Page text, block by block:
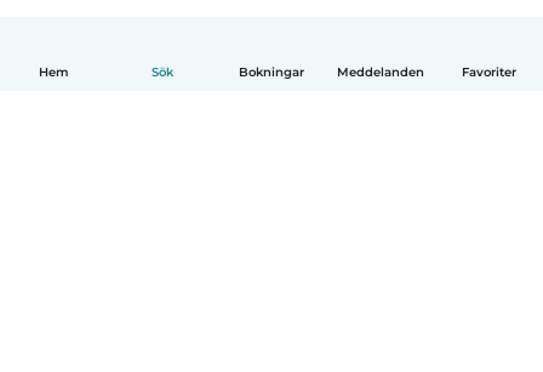
Hem Sök Bokningar Meddelanden Favoriter